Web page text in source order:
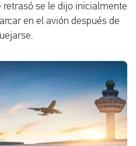
retrasó se le dijo inicialmente
en el avión después de